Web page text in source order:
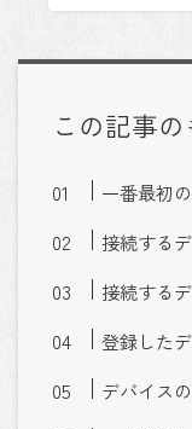
この記事の
一番最初
接続する
接続する
登録した
デバイス